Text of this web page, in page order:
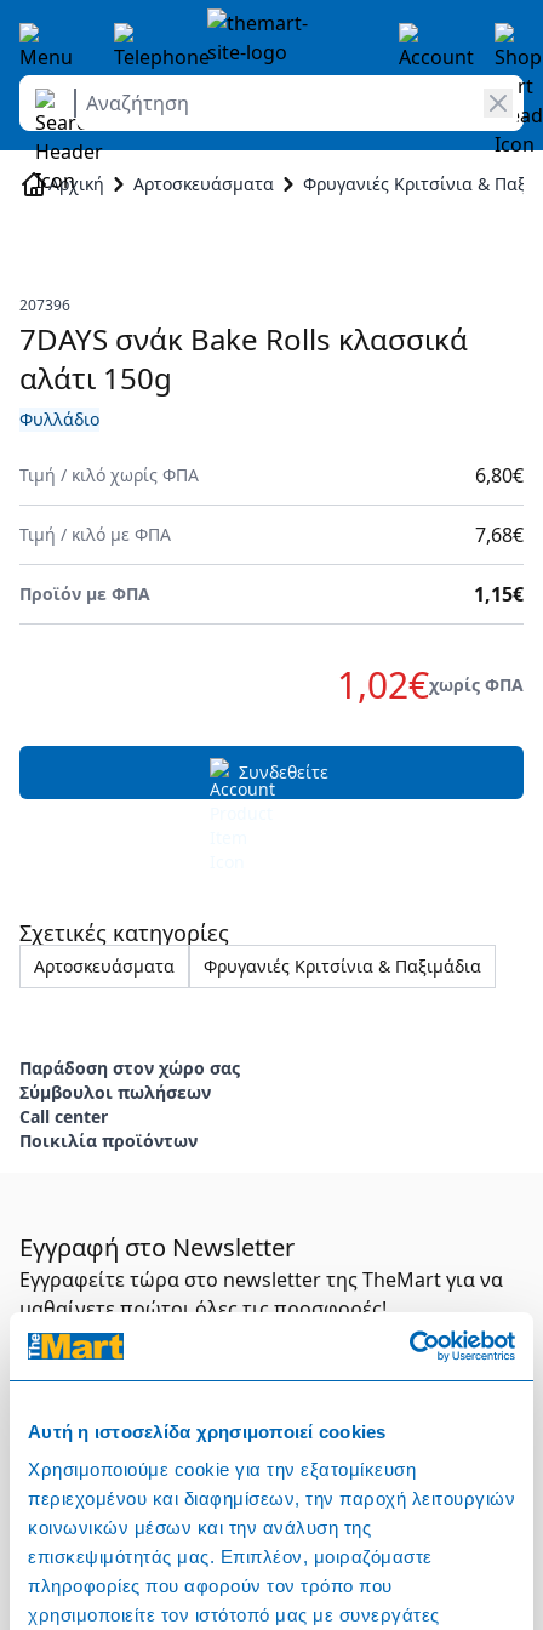
Αυτή η ιστοσελίδα χρησιμοποιεί cookies
Χρησιμοποιούμε cookie για την εξατομίκευση
περιεχομένου και διαφημίσεων, την παροχή λειτουργιών
κοινωνικών μέσων και την ανάλυση της
επισκεψιμότητάς μας. Επιπλέον, μοιραζόμαστε
πληροφορίες που αφορούν τον τρόπο που
χρησιμοποιείτε τον ιστότοπό μας με συνεργάτες
Skip to Content
Αναζήτηση
Αρχική Αρτοσκευάσματα Φρυγανιές Κριτσίνια &
207396
7DAYS σνάκ Bake Rolls κλασσικά
αλάτι 150g
Φυλλάδιο
1,02€χωρίς ΦΠΑ
Τιμή / κιλό χωρίς ΦΠΑ 6,80€
Τιμή / κιλό με ΦΠΑ 7,68€
Προϊόν με ΦΠΑ 1,15€
Συνδεθείτε
Σχετικές κατηγορίες
Αρτοσκευάσματα Φρυγανιές Κριτσίνια & Παξιμάδια
Παράδοση στον χώρο σας
Σύμβουλοι πωλήσεων
Call center
Ποικιλία προϊόντων
Εγγραφή στο Newsletter
Εγγραφείτε τώρα στο newsletter της TheMart για να
μαθαίνετε πρώτοι όλες τις προσφορές!
Συμπληρώστε το email σας
Επιλέξτε τον τομέα σας
Συμφωνώ και αποδέχομαι τους Όρους Χρήσης
Εγγραφή